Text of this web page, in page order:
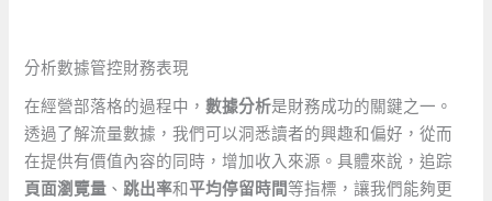
分析數據管控財務表現
⁣在經營部落格的過程中，數據分析是財務成功的關鍵之一。
透過了解流量數據，我們可以洞悉讀者的興趣和偏好，從而
在提供有價值內容的同時，增加收入來源。具體來說，追踪
頁面瀏覽量 、跳出率和平均停留時間等指標，讓我們能夠更